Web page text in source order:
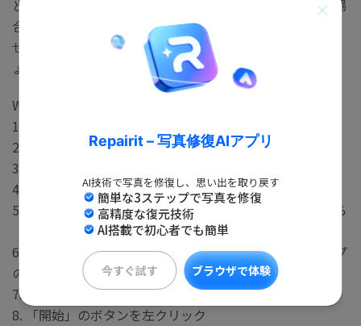
Repairit – 写真修復AIアプリ
AI技術で写真を修復し、思い出を取り戻す
簡単な3ステップで写真を修復
高精度な復元技術
AI搭載で初心者でも簡単
今すぐ試す ブラウザで体験
どの方法を試してもウェベックスから音声が聞こえない場
合、Windows Audioに不具合が発生しているかもしれま
せん。そのため、Windows Audioを再起動させてみまし
ょう。
Windows Audioの再起動は以下の手順で行えます。
1. スタートボタンを右クリック
2. 「ファイル名を指定して実行」を左クリック
3. 表示されたウィンドウで「services.msc」と入力
4. 「OK」を左クリック
5. 表示される「サービス」のウィンドウで、一覧の中から
「Windows Audio」をダブルクリック
6. 表示されるプロパティのウィンドウで「スタートアップ
の種類」の設定を「自動」にする
7. 「停止」のボタンを左クリック
8. 「開始」のボタンを左クリック